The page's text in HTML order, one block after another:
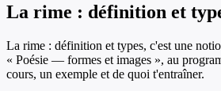
La rime : définition et
La rime : définition et types, c'est une
« Poésie — formes et images », au
cours, un exemple et de quoi t'entraîner.